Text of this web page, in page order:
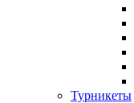
Турникеты